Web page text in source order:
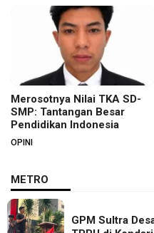
Merosotnya Nilai TKA SD-
SMP: Tantangan Besar
Pendidikan Indonesia
OPINI
METRO
GPM Sultra